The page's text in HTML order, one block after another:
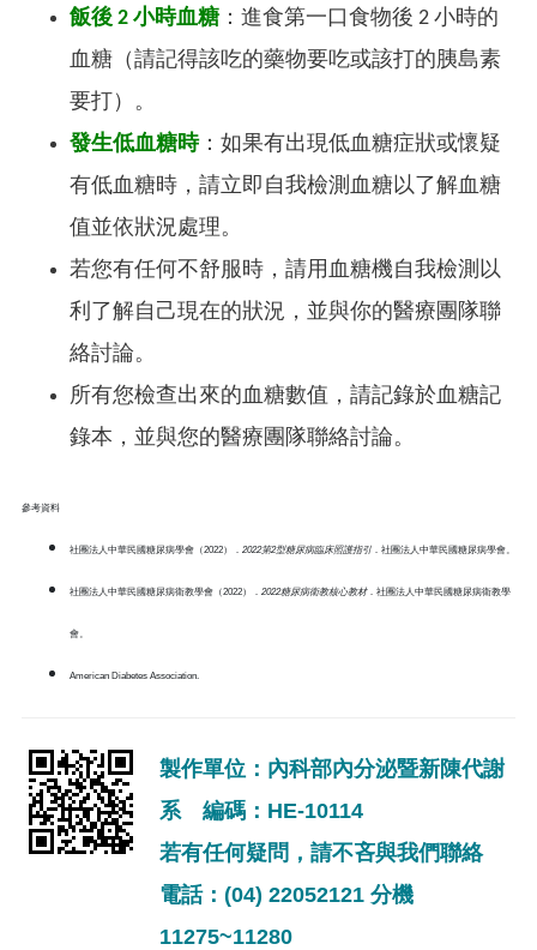
飯後 2 小時血糖：進食第一口食物後 2 小時的
血糖 （請記得該吃的藥物要吃或該打的胰島素
要打 ） 。
發生低血糖時：如果有出現低血糖症狀或懷疑
有低血糖時，請立即自我檢測血糖以了解血糖
值並依狀況處理。
若您有任何不舒服時，請用血糖機自我檢測以
利了解自己現在的狀況，並與你的醫療團隊聯
絡討論。
所有您檢查出來的血糖數值，請記錄於血糖記
錄本，並與您的醫療團隊聯絡討論。
參考資料
社團法人中華民國糖尿病學會（2022）． 2022第2型糖尿病臨床照護指引 ．社團法人中華民國糖尿病學會。
社團法人中華民國糖尿病衛教學會（2022）． 2022糖尿病衛教核心教材．社團法人中華民國糖尿病衛教學
會。
American Diabetes Association.
製作單位：內科部內分泌暨新陳代謝
系 編碼：HE-10114
若有任何疑問，請不吝與我們聯絡
電話：(04) 22052121 分機
11275~11280